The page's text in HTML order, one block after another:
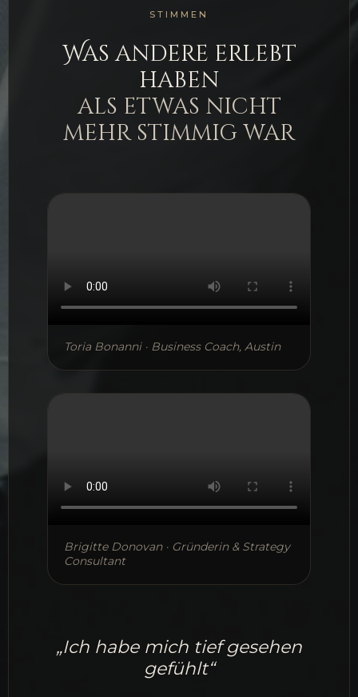
STIMMEN
Was andere erlebt
haben
als etwas nicht
mehr stimmig war
Toria Bonanni · Business Coach, Austin
Brigitte Donovan · Gründerin & Strategy
Consultant
„Ich habe mich tief gesehen
gefühlt“